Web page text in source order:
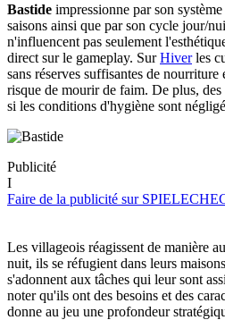
Bastide impressionne par son
saisons ainsi que par son cycle jour/
n'influencent pas seulement
direct sur le gameplay. SurHiverles
sans réserves suffisantes de
risque de mourir de faim. De plus,
si les conditions d'hygiène sont
Publicité
I
Faire de la publicité sur
Les villageois réagissent de manière
nuit, ils se réfugient dans leurs
s'adonnent aux tâches qui leur sont
noter qu'ils ont des besoins et des
donne au jeu une profondeur